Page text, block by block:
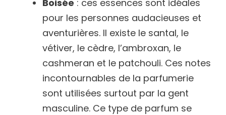
Boisée : ces essences sont idéales
pour les personnes audacieuses et
aventurières. Il existe le santal, le
vétiver, le cèdre, l’ambroxan, le
cashmeran et le patchouli. Ces notes
incontournables de la parfumerie
sont utilisées surtout par la gent
masculine. Ce type de parfum se